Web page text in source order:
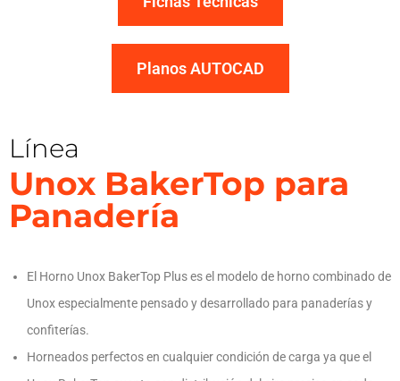
Planos AUTOCAD
Línea
Unox BakerTop para
Panadería
El Horno Unox BakerTop Plus es el modelo de horno combinado de
Unox especialmente pensado y desarrollado para panaderías y
confiterías.
Horneados perfectos en cualquier condición de carga ya que el